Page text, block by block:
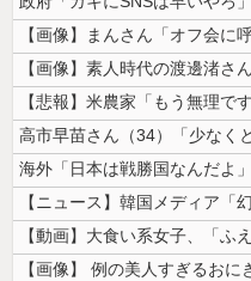
【画像】素人時代の渡邊渚さ